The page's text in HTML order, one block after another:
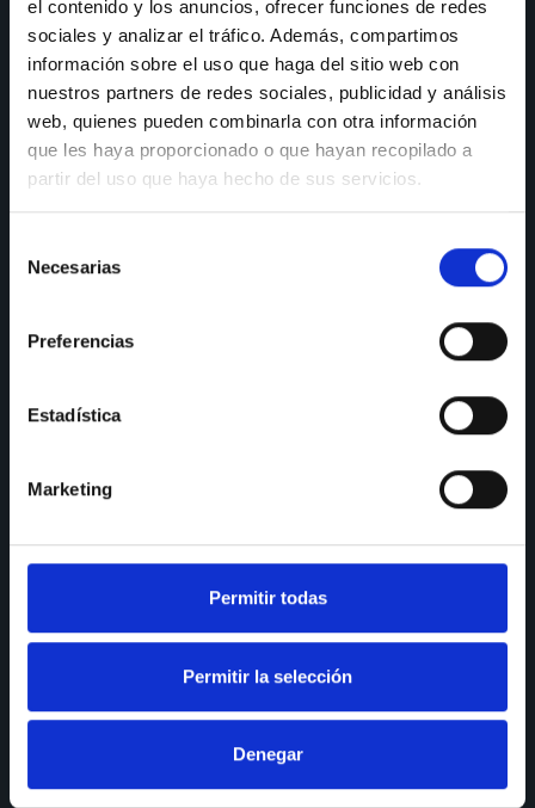
el contenido y los anuncios, ofrecer funciones de redes
sociales y analizar el tráfico. Además, compartimos
información sobre el uso que haga del sitio web con
nuestros partners de redes sociales, publicidad y análisis
web, quienes pueden combinarla con otra información
que les haya proporcionado o que hayan recopilado a
partir del uso que haya hecho de sus servicios.
Necesarias
Preferencias
Estadística
Marketing
Permitir todas
Permitir la selección
Denegar
Y si quieres que te ayudemos en el diseño de tu cocina, ¡no
olvides reservar tu cita en nuestro showroom!
CONSULTAS
E-mail:info@nectali.com
Timanfaya, 15, 17 y 19
9:30 A 13:30
Houzz YouTube